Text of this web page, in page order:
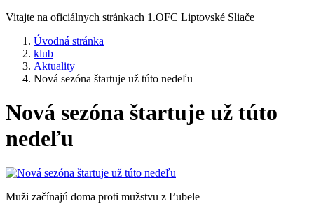
Vitajte na oficiálnych stránkach 1.OFC Liptovské Sliače
Úvodná stránka
klub
Aktuality
Nová sezóna štartuje už túto nedeľu
Nová sezóna štartuje už túto
nedeľu
Muži začínajú doma proti mužstvu z Ľubele